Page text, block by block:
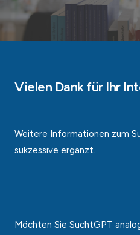
Vielen Dank für Ihr
Weitere Informationen zum
sukzessive ergänzt.
Möchten Sie SuchtGPT